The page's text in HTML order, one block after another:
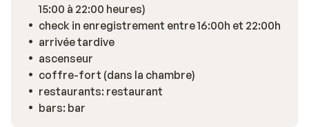
15:00 à 22:00 heures)
check in enregistrement entre 16:00h et 22:00h
arrivée tardive
ascenseur
coffre-fort (dans la chambre)
restaurants: restaurant
bars: bar